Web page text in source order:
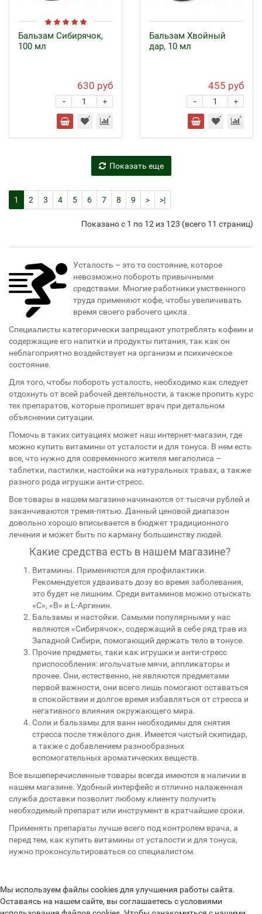
Бальзам Сибирячок,
100 мл
630 руб
+
-
Бальзам Хвойный
дар, 10 мл
455 руб
+
-
Показать еще
1 2 3 4 5 6 7 8 9 > >|
Показано с 1 по 12 из 123 (всего 11 страниц)
Усталость – это то состояние, которое
невозможно побороть привычными
средствами. Многие работники умственного
труда применяют кофе, чтобы увеличивать
время своего рабочего цикла.
Специалисты категорически запрещают употреблять кофеин и
содержащие его напитки и продукты питания, так как он
неблагоприятно воздействует на организм и психическое
состояние.
Для того, чтобы побороть усталость, необходимо как следует
отдохнуть от всей рабочей деятельности, а также пропить курс
тех препаратов, которые пропишет врач при детальном
объяснении ситуации.
Помочь в таких ситуациях может наш интернет-магазин, где
можно купить витамины от усталости и для тонуса. В нем есть
все, что нужно для современного жителя мегаполиса –
таблетки, пастилки, настойки на натуральных травах, а также
разного рода игрушки анти-стресс.
Все товары в нашем магазине начинаются от тысячи рублей и
заканчиваются тремя-пятью. Данный ценовой диапазон
довольно хорошо вписывается в бюджет традиционного
лечения и может быть по карману большинству людей.
Какие средства есть в нашем магазине?
Витамины. Применяются для профилактики.
Рекомендуется удваивать дозу во время заболевания,
это будет не лишним. Среди витаминов можно отыскать
«C», «B» и L-Аргинин.
Бальзамы и настойки. Самыми популярными у нас
являются «Сибирячок», содержащий в себе ряд трав из
Западной Сибири, помогающий держать тело в тонусе.
Прочие предметы, таки как игрушки и анти-стресс
приспособления: игольчатые мячи, аппликаторы и
прочее. Они, естественно, не являются предметами
первой важности, они всего лишь помогают оставаться
в спокойствии и долгое время избавляться от стресса и
негативного влияния окружающего мира.
Соли и бальзамы для ванн необходимы для снятия
стресса после тяжёлого дня. Имеется чистый скипидар,
а также с добавлением разнообразных
вспомогательных ароматических веществ.
Все вышеперечисленные товары всегда имеются в наличии в
нашем магазине. Удобный интерфейс и отлично налаженная
служба доставки позволит любому клиенту получить
необходимый препарат или инструмент в кратчайшие сроки.
Применять препараты лучше всего под контролем врача, а
перед тем, как купить витамины от усталости и для тонуса,
нужно проконсультироваться со специалистом.
Мы используем файлы cookies для улучшения работы сайта.
Оставаясь на нашем сайте, вы соглашаетесь с условиями